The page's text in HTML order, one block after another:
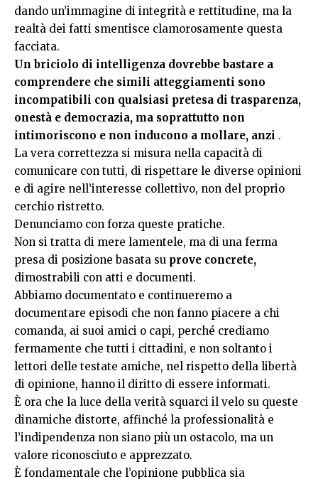
dando un’immagine di integrità e rettitudine, ma la
realtà dei fatti smentisce clamorosamente questa
facciata.
Un briciolo di intelligenza dovrebbe bastare a
comprendere che simili atteggiamenti sono
incompatibili con qualsiasi pretesa di trasparenza,
onestà e democrazia, ma soprattutto non
intimoriscono e non inducono a mollare, anzi .
La vera correttezza si misura nella capacità di
comunicare con tutti, di rispettare le diverse opinioni
e di agire nell’interesse collettivo, non del proprio
cerchio ristretto.
Denunciamo con forza queste pratiche.
Non si tratta di mere lamentele, ma di una ferma
presa di posizione basata su prove concrete,
dimostrabili con atti e documenti.
Abbiamo documentato e continueremo a
documentare episodi che non fanno piacere a chi
comanda, ai suoi amici o capi, perché crediamo
fermamente che tutti i cittadini, e non soltanto i
lettori delle testate amiche, nel rispetto della libertà
di opinione, hanno il diritto di essere informati.
È ora che la luce della verità squarci il velo su queste
dinamiche distorte, affinché la professionalità e
l’indipendenza non siano più un ostacolo, ma un
valore riconosciuto e apprezzato.
È fondamentale che l’opinione pubblica sia